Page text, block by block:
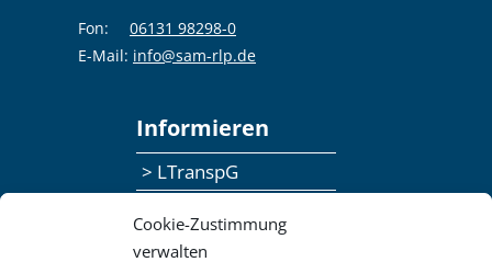
Cookie-Zustimmung
verwalten
Fon:
06131 98298-0
E-Mail: info@sam-rlp.de
Informieren
> LTranspG
> Publikationen